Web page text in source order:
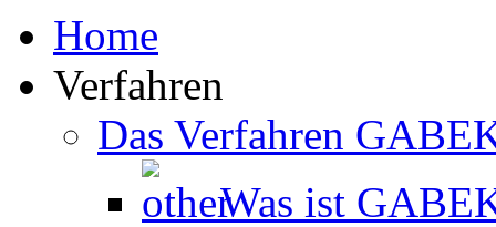
Home
Verfahren
Das Verfahren
Was ist